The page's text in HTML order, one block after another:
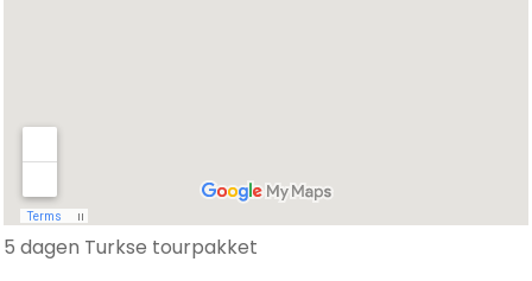
5 dagen Turkse tourpakket